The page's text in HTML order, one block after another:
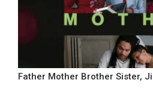
Father Mother Brother Sister,